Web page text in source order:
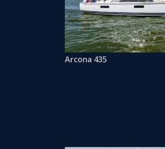
Arcona 435